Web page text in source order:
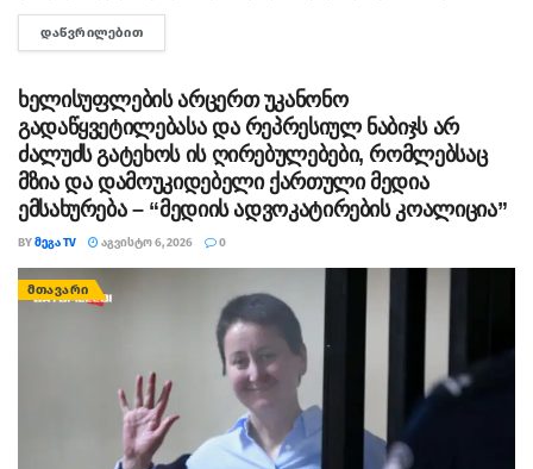
გაიტაცა. ბავშვის ცხედარი ადგილობრივმა იპოვა და
მდინარიდან ამოასვენა. დედის სამძებრო-სამაშველო
ᲓᲐᲬᲕᲠᲘᲚᲔᲑᲘᲗ
ხელისუფლების არცერთ უკანონო
გადაწყვეტილებასა და რეპრესიულ ნაბიჯს არ
ძალუძს გატეხოს ის ღირებულებები, რომლებსაც
მზია და დამოუკიდებელი ქართული მედია
ემსახურება – “მედიის ადვოკატირების კოალიცია”
BYᲛᲔᲒᲐ TV ᲐᲒᲕᲘᲡᲢᲝ 6, 2026 0
ᲛᲗᲐᲕᲐᲠᲘ